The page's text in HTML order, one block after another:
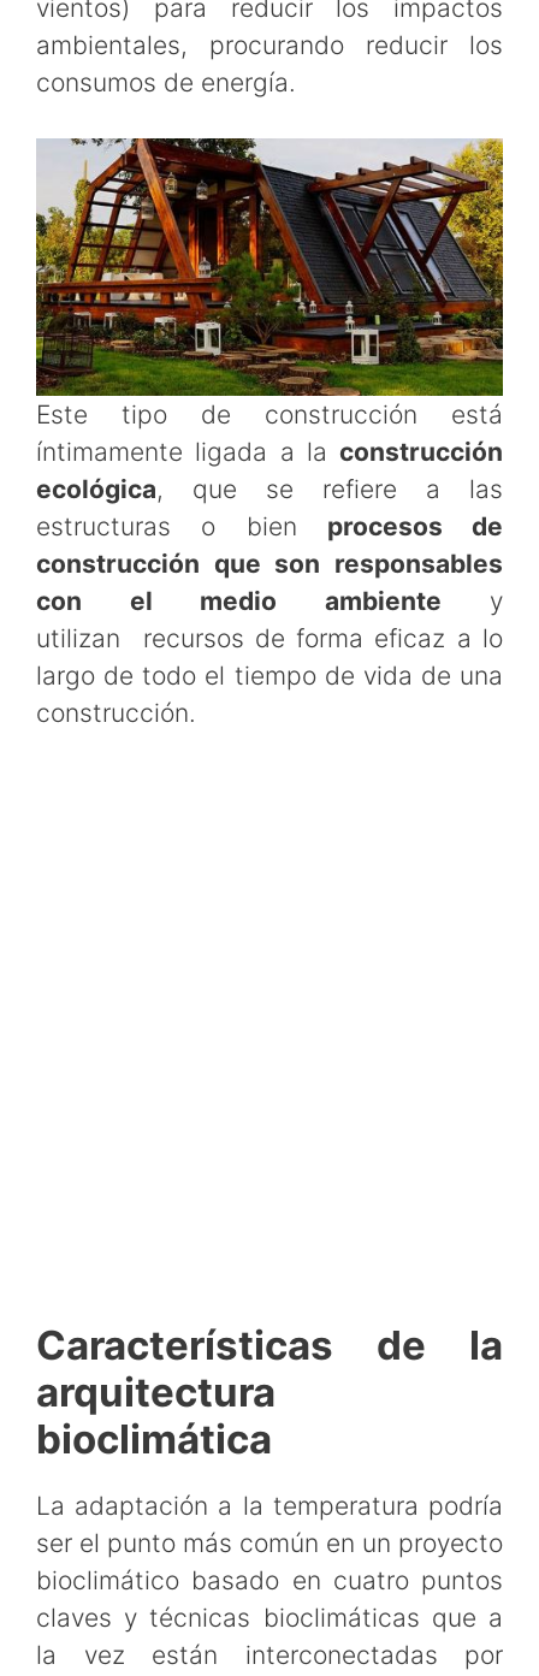
vientos) para reducir los impactos
ambientales, procurando reducir los
consumos de energía.
Este tipo de construcción está
íntimamente ligada a la construcción
ecológica, que se refiere a las
estructuras o bien procesos de
construcción que son responsables
con el medio ambiente y
utilizan recursos de forma eficaz a lo
largo de todo el tiempo de vida de una
construcción.
Características de la
arquitectura
bioclimática
La adaptación a la temperatura podría
ser el punto más común en un proyecto
bioclimático basado en cuatro puntos
claves y técnicas bioclimáticas que a
la vez están interconectadas por